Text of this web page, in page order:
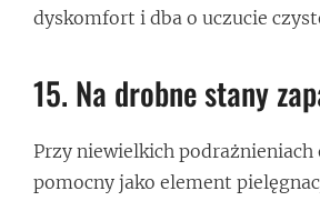
dyskomfort i dba o uczucie
15. Na drobne stany
Przy niewielkich podrażnieniach
pomocny jako element